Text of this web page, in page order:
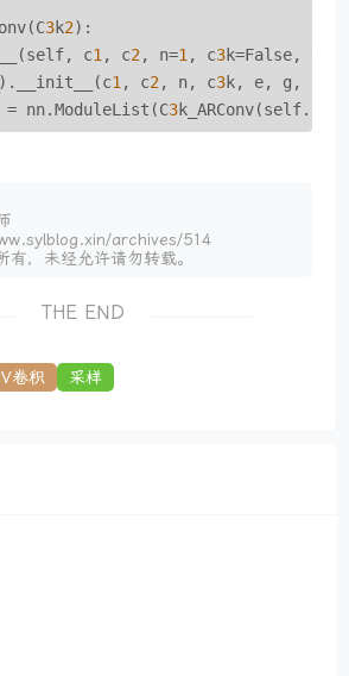
3k2):
c1 , c2 , n=1 , c3k=False, e=
1 , c2 , n, c3k, e, g,
= nn.ModuleList(C3
archives/514
有，未经允许请勿转载。
THE END
卷积 采样